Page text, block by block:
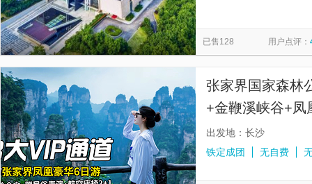
已售128 用户点评：
张家界国家森林
+金鞭溪峡谷+凤
游【一价全含|赠
出发地：长沙
铁定成团
无自费